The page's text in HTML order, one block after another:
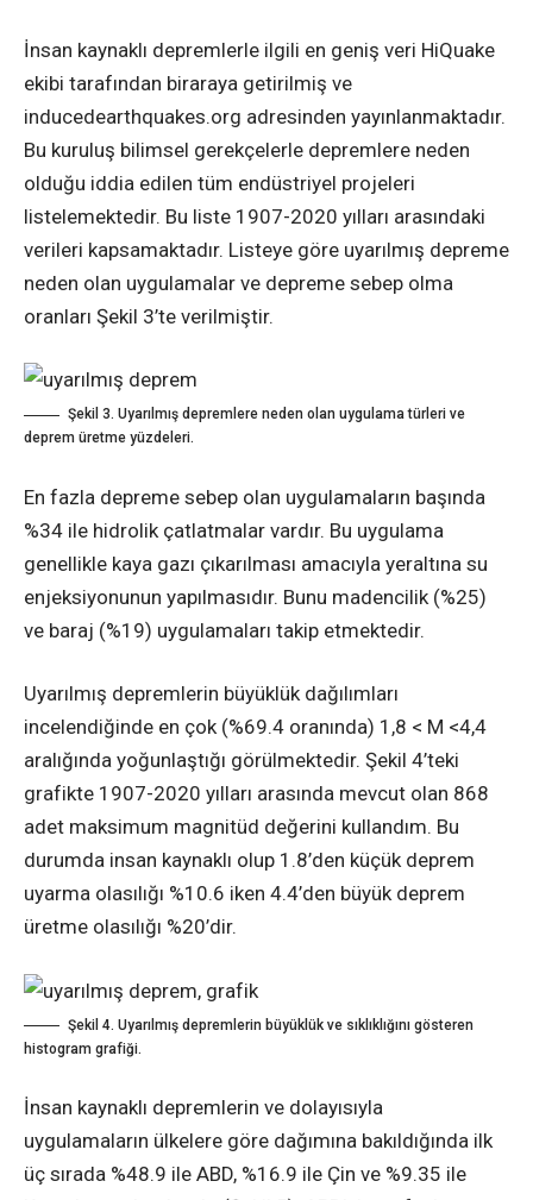
İnsan kaynaklı depremlerle ilgili en geniş veri HiQuake
ekibi tarafından biraraya getirilmiş ve
inducedearthquakes.org adresinden yayınlanmaktadır.
Bu kuruluş bilimsel gerekçelerle depremlere neden
olduğu iddia edilen tüm endüstriyel projeleri
listelemektedir. Bu liste 1907-2020 yılları arasındaki
verileri kapsamaktadır. Listeye göre uyarılmış depreme
neden olan uygulamalar ve depreme sebep olma
oranları Şekil 3’te verilmiştir.
Şekil 3. Uyarılmış depremlere neden olan uygulama türleri ve
deprem üretme yüzdeleri.
En fazla depreme sebep olan uygulamaların başında
%34 ile hidrolik çatlatmalar vardır. Bu uygulama
genellikle kaya gazı çıkarılması amacıyla yeraltına su
enjeksiyonunun yapılmasıdır. Bunu madencilik (%25)
ve baraj (%19) uygulamaları takip etmektedir.
Uyarılmış depremlerin büyüklük dağılımları
incelendiğinde en çok (%69.4 oranında) 1,8 < M <4,4
aralığında yoğunlaştığı görülmektedir. Şekil 4’teki
grafikte 1907-2020 yılları arasında mevcut olan 868
adet maksimum magnitüd değerini kullandım. Bu
durumda insan kaynaklı olup 1.8’den küçük deprem
uyarma olasılığı %10.6 iken 4.4’den büyük deprem
üretme olasılığı %20’dir.
Şekil 4. Uyarılmış depremlerin büyüklük ve sıklıklığını gösteren
histogram grafiği.
İnsan kaynaklı depremlerin ve dolayısıyla
uygulamaların ülkelere göre dağımına bakıldığında ilk
üç sırada %48.9 ile ABD, %16.9 ile Çin ve %9.35 ile